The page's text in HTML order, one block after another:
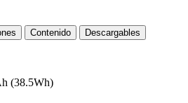
Contenido Descargables
(38.5Wh)